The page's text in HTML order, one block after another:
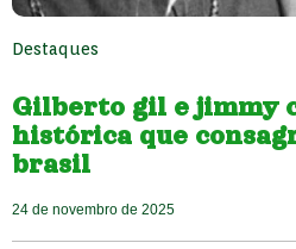
Destaques
Gilberto gil e jimmy
histórica que
brasil
24 de novembro de 2025